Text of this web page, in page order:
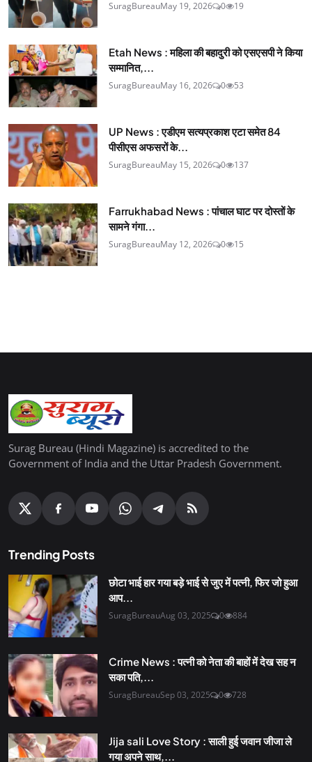
SuragBureauMay 19, 2026 0 19
Etah News : महिला की बहादुरी को एसएसपी ने किया
सम्मानित,...
SuragBureauMay 16, 2026 0 53
UP News : एडीएम सत्यप्रकाश एटा समेत 84
पीसीएस अफसरों के...
SuragBureauMay 15, 2026 0 137
Farrukhabad News : पांचाल घाट पर दोस्तों के
सामने गंगा...
SuragBureauMay 12, 2026 0 15
Surag Bureau (Hindi Magazine) is accredited to the
Government of India and the Uttar Pradesh Government.
Trending Posts
छोटा भाई हार गया बड़े भाई से जुए में पत्नी, फिर जो हुआ
आप...
SuragBureauAug 03, 2025 0 884
Crime News : पत्नी को नेता की बाहों में देख सह न
सका पति,...
SuragBureauSep 03, 2025 0 728
Jija sali Love Story : साली हुई जवान जीजा ले
गया अपने साथ,...